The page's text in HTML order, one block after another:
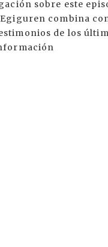
sobre este
Egiguren combina
de los